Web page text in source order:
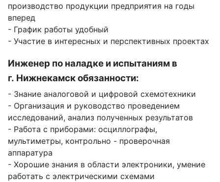
производство продукции предприятия на годы
вперед
- График работы удобный
- Участие в интересных и перспективных проектах
Инженер по наладке и испытаниям в
г. Нижнекамск обязанности:
- Знание аналоговой и цифровой схемотехники
- Организация и руководство проведением
исследований, анализ полученных результатов
- Работа с приборами: осциллографы,
мультиметры, контрольно - проверочная
аппаратура
- Хорошие знания в области электроники, умение
работать с электрическими схемами